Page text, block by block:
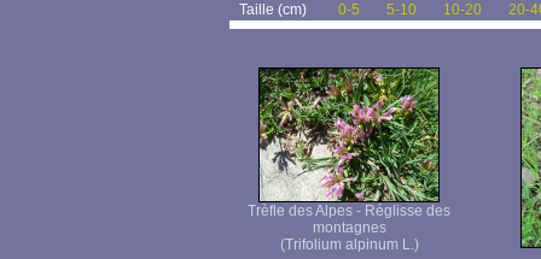
Taille (cm)
0-5 5-10 10-20 20-
Trèfle des Alpes - Réglisse des
montagnes
(Trifolium alpinum L.)